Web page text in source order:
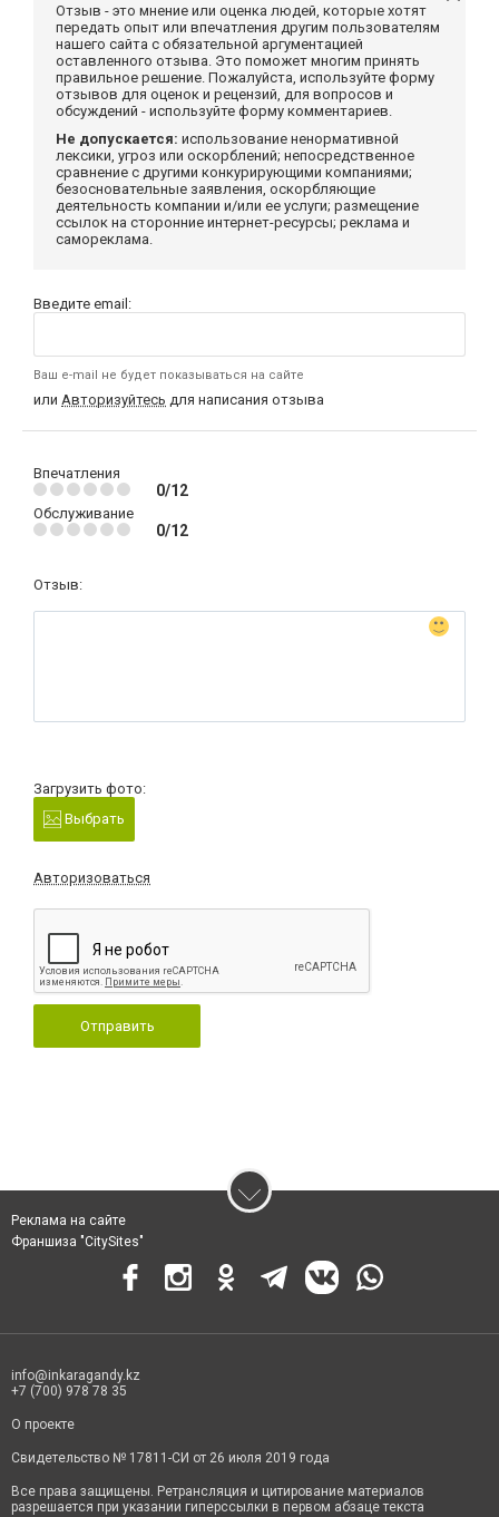
Отзыв - это мнение или оценка людей, которые хотят
передать опыт или впечатления другим пользователям
нашего сайта с обязательной аргументацией
оставленного отзыва. Это поможет многим принять
правильное решение. Пожалуйста, используйте форму
отзывов для оценок и рецензий, для вопросов и
обсуждений - используйте форму комментариев.
Не допускается: использование ненормативной
лексики, угроз или оскорблений; непосредственное
сравнение с другими конкурирующими компаниями;
безосновательные заявления, оскорбляющие
деятельность компании и/или ее услуги; размещение
ссылок на сторонние интернет-ресурсы; реклама и
самореклама.
Введите email:
Ваш e-mail не будет показываться на сайте
или Авторизуйтесь для написания отзыва
Впечатления
0/12
Обслуживание
0/12
Отзыв:
Загрузить фото:
Выбрать
Авторизоваться
Отправить
Реклама на сайте
Франшиза "CitySites"
info@inkaragandy.kz
+7 (700) 978 78 35
О проекте
Свидетельство № 17811-СИ от 26 июля 2019 года
Все права защищены. Ретрансляция и цитирование материалов
разрешается при указании гиперссылки в первом абзаце текста